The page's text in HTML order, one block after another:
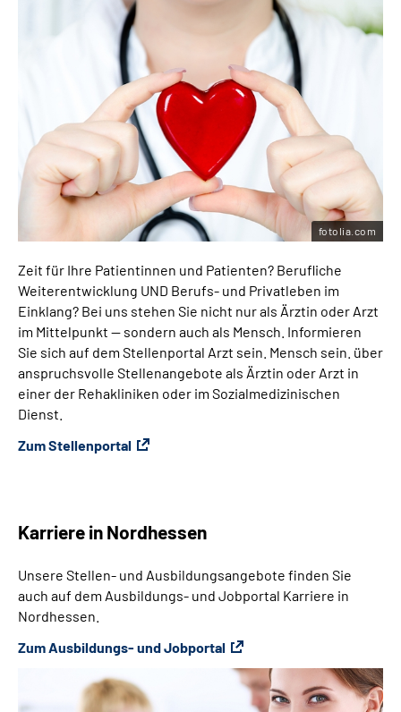
Zeit für Ihre Patientinnen und Patienten? Berufliche
Weiterentwicklung UND Berufs- und Privatleben im
Einklang? Bei uns stehen Sie nicht nur als Ärztin oder Arzt
im Mittelpunkt — sondern auch als Mensch. Informieren
Sie sich auf dem Stellenportal Arzt sein. Mensch sein. über
anspruchsvolle Stellenangebote als Ärztin oder Arzt in
einer der Rehakliniken oder im Sozialmedizinischen
Dienst.
Zum Stellenportal
fotolia.com
Karriere in Nordhessen
Unsere Stellen- und Ausbildungsangebote finden Sie
auch auf dem Ausbildungs- und Jobportal Karriere in
Nordhessen.
Zum Ausbildungs- und Jobportal